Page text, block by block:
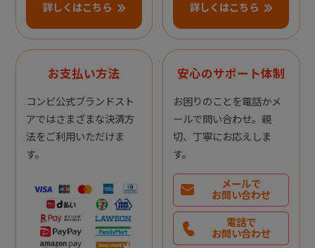
詳しくはこちら 詳しくはこちら
お支払い方法
コンビ公式ブランドスト
アではさまざまな決済方
法をご利用いただけま
す。
安心のサポート体制
お困りのことを電話かメ
ールで問い合わせ。親
切、丁寧にお応えしま
す。
メールで
お問い合わせ
電話で
お問い合わせ